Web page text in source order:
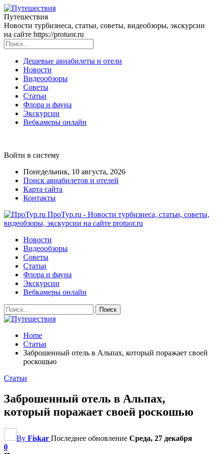
Путешествия
Новости турбизнеса, статьи, советы, видеобзоры, экскурсии
на сайте https://protuor.ru
Дешевые авиабилеты и отели
Новости
Видеообзоры
Советы
Статьи
Флора и фауна
Экскурсии
Вебкамеры онлайн
Войти в систему
Понедельник, 10 августа, 2026
Поиск авиабилетов и отелей
Карта сайта
Контакты
ПроТур.ru - Новости турбизнеса, статьи, советы,
видеобзоры, экскурсии на сайте protuor.ru
Новости
Видеообзоры
Советы
Статьи
Флора и фауна
Экскурсии
Вебкамеры онлайн
Home
Статьи
Заброшенный отель в Альпах, который поражает своей
роскошью
Статьи
Заброшенный отель в Альпах,
который поражает своей роскошью
By Fiskar Последнее обновление Среда, 27 декабря
0